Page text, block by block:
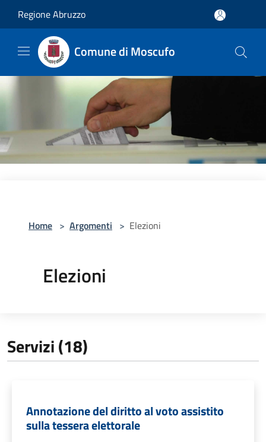
Regione Abruzzo
Comune di Moscufo
Home > Argomenti > Elezioni
Elezioni
Servizi (18)
Annotazione del diritto al voto assistito
sulla tessera elettorale